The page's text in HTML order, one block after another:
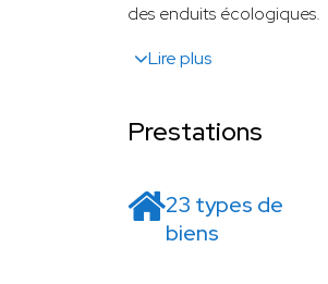
des enduits écologiques.
Lire plus
Prestations
23 types de
biens